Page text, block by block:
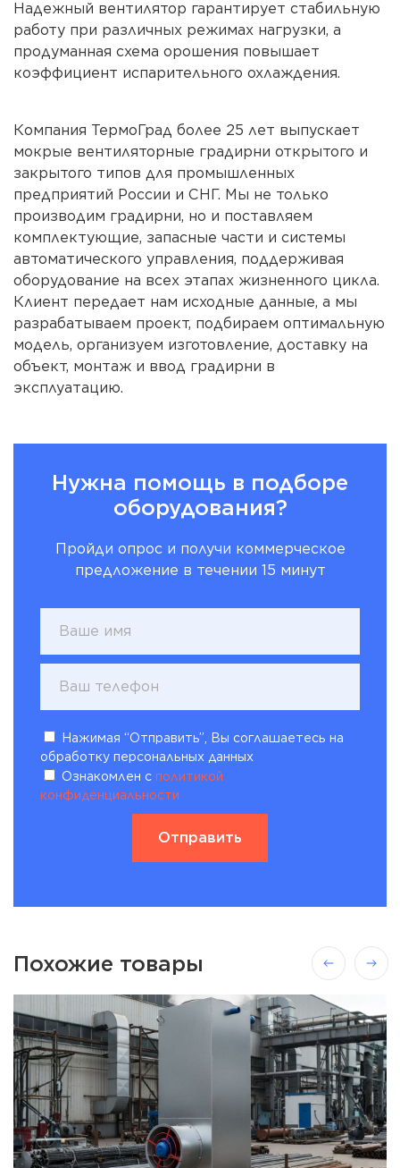
Надежный вентилятор гарантирует стабильную
работу при различных режимах нагрузки, а
продуманная схема орошения повышает
коэффициент испарительного охлаждения.
Компания ТермоГрад более 25 лет выпускает
мокрые вентиляторные градирни открытого и
закрытого типов для промышленных
предприятий России и СНГ. Мы не только
производим градирни, но и поставляем
комплектующие, запасные части и системы
автоматического управления, поддерживая
оборудование на всех этапах жизненного цикла.
Клиент передает нам исходные данные, а мы
разрабатываем проект, подбираем оптимальную
модель, организуем изготовление, доставку на
объект, монтаж и ввод градирни в
эксплуатацию.
Нужна помощь в подборе
оборудования?
Пройди опрос и получи коммерческое
предложение в течении 15 минут
Нажимая “Отправить”, Вы соглашаетесь на
обработку персональных данных
Ознакомлен с политикой
конфиденциальности
Похожие товары